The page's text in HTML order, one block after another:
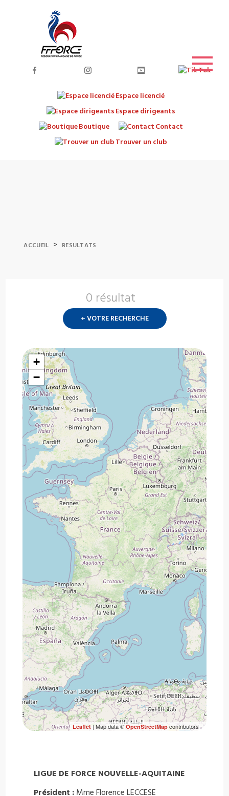
Espace licencié
Espace dirigeants
Boutique
Contact
Trouver un club
ACCUEIL > RESULTATS
0 résultat
+ VOTRE RECHERCHE
+
−
Leaflet| Map data ©OpenStreetMapcontributors
LIGUE DE FORCE NOUVELLE-AQUITAINE
Président : Mme Florence LECCESE